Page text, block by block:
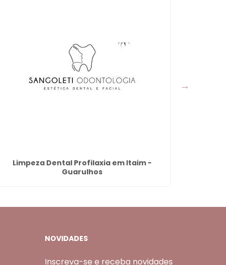
Limpeza Dental Profilaxia em Itaim -
Guarulhos
NOVIDADES
Inscreva-se e receba novidades